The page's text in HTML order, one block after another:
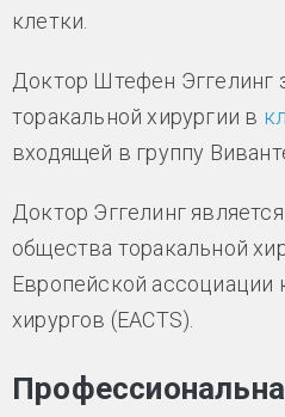
клетки.
Доктор Штефен Эггелинг
торакальной хирургии в
входящей в группу
Доктор Эггелинг
общества торакальной
Европейской ассоциации
хирургов (EACTS).